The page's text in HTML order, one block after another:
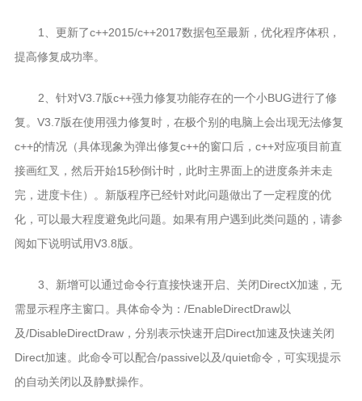
1、更新了c++2015/c++2017数据包至最新，优化程序体积，
提高修复成功率。
2、针对V3.7版c++强力修复功能存在的一个小BUG进行了修
复。V3.7版在使用强力修复时，在极个别的电脑上会出现无法修复
c++的情况（具体现象为弹出修复c++的窗口后，c++对应项目前直
接画红叉，然后开始15秒倒计时，此时主界面上的进度条并未走
完，进度卡住）。新版程序已经针对此问题做出了一定程度的优
化，可以最大程度避免此问题。如果有用户遇到此类问题的，请参
阅如下说明试用V3.8版。
3、新增可以通过命令行直接快速开启、关闭DirectX加速，无
需显示程序主窗口。具体命令为：/EnableDirectDraw以
及/DisableDirectDraw，分别表示快速开启Direct加速及快速关闭
Direct加速。此命令可以配合/passive以及/quiet命令，可实现提示
的自动关闭以及静默操作。
关于本站